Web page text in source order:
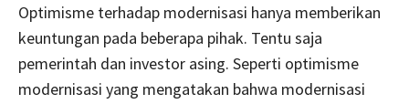
Optimisme terhadap modernisasi hanya memberikan
keuntungan pada beberapa pihak. Tentu saja
pemerintah dan investor asing. Seperti optimisme
modernisasi yang mengatakan bahwa modernisasi